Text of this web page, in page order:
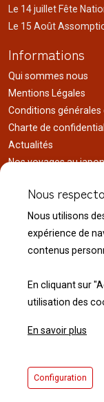
Le 14 juillet Fête
Le 15 Août
Informations
Qui sommes nous
Mentions Légales
Conditions générales
Charte de
Actualités
Nos voyages au japon
Liens utiles
Service client
Nous contacter
Modalité de retour
Nous
Nous utilisons
expérience de
contenus
En cliquant sur
utilisation des
En savoir plus
Configuration